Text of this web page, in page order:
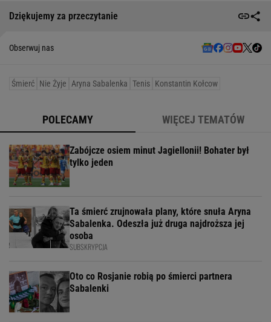
Dziękujemy za przeczytanie
Obserwuj nas
Śmierć Nie Żyje Aryna Sabalenka Tenis Konstantin Kołcow
POLECAMY WIĘCEJ TEMATÓW
Zabójcze osiem minut Jagiellonii! Bohater był
tylko jeden
Ta śmierć zrujnowała plany, które snuła Aryna
Sabalenka. Odeszła już druga najdroższa jej
osoba
SUBSKRYPCJA
Oto co Rosjanie robią po śmierci partnera
Sabalenki